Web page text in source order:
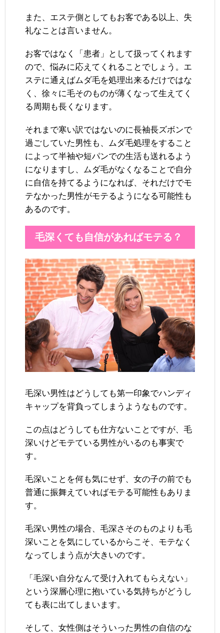
また、エステ側としてもお客である以上、失
礼なことは言いません。
お客ではなく「患者」として扱ってくれます
ので、悩みに応えてくれることでしょう。エ
ステに通えばムダ毛を処理出来るだけではな
く、徐々に毛そのものが薄くなって生えてく
る周期も長くなります。
それまで寒い訳ではないのに長袖長ズボンで
過ごしていた男性も、ムダ毛処理をすること
によって半袖や短パンでの生活も送れるよう
になりますし、ムダ毛がなくなることで自分
に自信を持てるようになれば、それだけでモ
テなかった男性がモテるようになる可能性も
あるのです。
毛深くても自信があればモテる？
毛深い男性はどうしても第一印象でハンディ
キャップを背負ってしまうようなものです。
この点はどうしても仕方ないことですが、毛
深いけどモテている男性がいるのも事実で
す。
毛深いことを何も気にせず、女の子の前でも
普通に振舞えていればモテる可能性もありま
す。
毛深い男性の場合、毛深さそのものよりも毛
深いことを気にしているからこそ、モテなく
なってしまう点が大きいのです。
「毛深い自分なんて受け入れてもらえない」
という深層心理に抱いている気持ちがどうし
ても表に出てしまいます。
そして、女性側はそういった男性の自信のな